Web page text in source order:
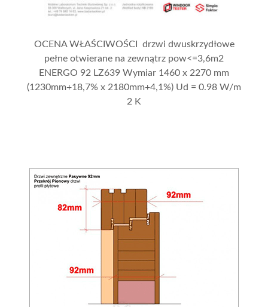
OCENA WŁAŚCIWOŚCI drzwi dwuskrzydłowe
pełne otwierane na zewnątrz pow<=3,6m2
ENERGO 92 LZ639 Wymiar 1460 x 2270 mm
(1230mm+18,7% x 2180mm+4,1%) Ud = 0.98 W/m
2 K